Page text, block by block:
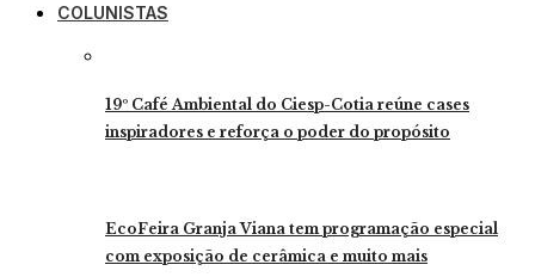
COLUNISTAS
19º Café Ambiental do Ciesp-Cotia reúne cases
inspiradores e reforça o poder do propósito
EcoFeira Granja Viana tem programação especial
com exposição de cerâmica e muito mais